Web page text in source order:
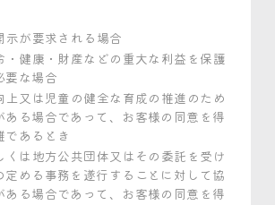
示が要求される場合
・健康・財産などの重大な利益を保護
要な場合
上又は児童の健全な育成の推進のため
ある場合であって、お客様の同意を得
であるとき
くは地方公共団体又はその委託を受け
定める事務を遂行することに対して協
ある場合であって、お客様の同意を得